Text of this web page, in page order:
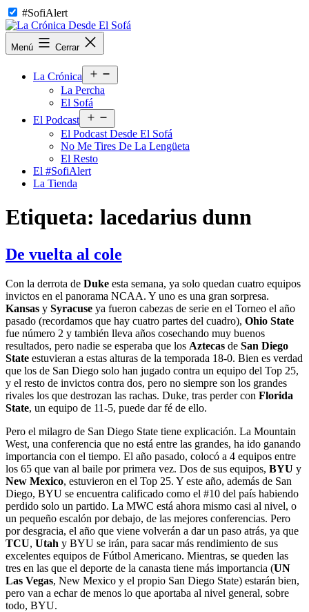
Saltar
al
contenido
#SofiAlert
La
Crónica
Menú Cerrar
La Crónica
el
La Percha
El Sofá
El Podcast
el
menú
El Podcast Desde El Sofá
No Me Tires De La Lengüeta
El Resto
El #SofiAlert
La Tienda
Etiqueta: lacedarius dunn
De vuelta al cole
Con la derrota de Duke esta semana, ya solo quedan cuatro equipos
invictos en el panorama NCAA. Y uno es una gran sorpresa.
Kansas y Syracuse ya fueron cabezas de serie en el Torneo el año
pasado (recordamos que hay cuatro partes del cuadro), Ohio State
fue número 2 y también lleva años cosechando muy buenos
resultados, pero nadie se esperaba que los Aztecas de San Diego
State estuvieran a estas alturas de la temporada 18-0. Bien es verdad
que los de San Diego solo han jugado contra un equipo del Top 25,
y el resto de invictos contra dos, pero no siempre son los grandes
rivales los que destrozan las rachas. Duke, tras perder con Florida
State, un equipo de 11-5, puede dar fé de ello.
Pero el milagro de San Diego State tiene explicación. La Mountain
West, una conferencia que no está entre las grandes, ha ido ganando
importancia con el tiempo. El año pasado, colocó a 4 equipos entre
los 65 que van al baile por primera vez. Dos de sus equipos, BYU y
New Mexico, estuvieron en el Top 25. Y este año, además de San
Diego, BYU se encuentra calificado como el #10 del país habiendo
perdido solo un partido. La MWC está ahora mismo casi al nivel, o
un pequeño escalón por debajo, de las mejores conferencias. Pero
por desgracia, el año que viene volverán a dar un paso atrás, ya que
TCU, Utah y BYU se irán, para sacar más rendimiento de sus
excelentes equipos de Fútbol Americano. Mientras, se queden las
tres en las que el deporte de la canasta tiene más importancia (UN
Las Vegas, New Mexico y el propio San Diego State) estarán bien,
pero van a echar de menos lo que aportaba al nivel general, sobre
todo, BYU.